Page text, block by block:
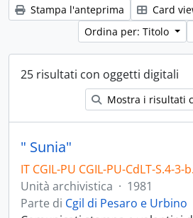
Stampa l'anteprima Card
Ordina per: Titolo
25 risultati con oggetti digitali
Mostra i risultati
" Sunia"
IT CGIL-PU CGIL-PU-CdLT-S.4-3-
Unità archivistica · 1981
Parte di Cgil di Pesaro e Urbino